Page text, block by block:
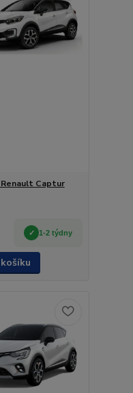
Captur
1-2 týdny